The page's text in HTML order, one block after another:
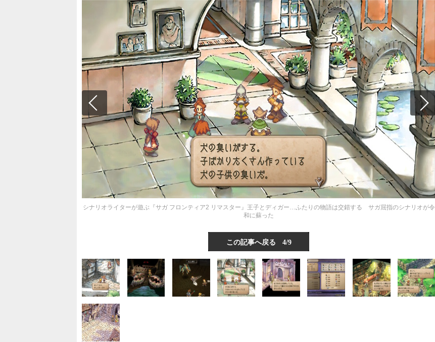
シナリオライターが遊ぶ『サガ フロンティア2 リマスター』王子とディガー…ふたりの物語は交錯する サガ屈指のシナリオが令
和に蘇った
この記事へ戻る 4/9